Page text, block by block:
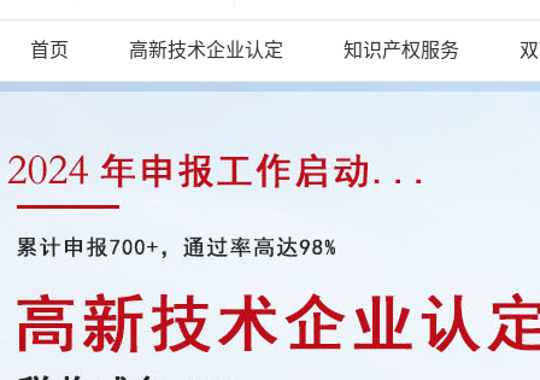
首页 高新技术企业认定 知识产权服务